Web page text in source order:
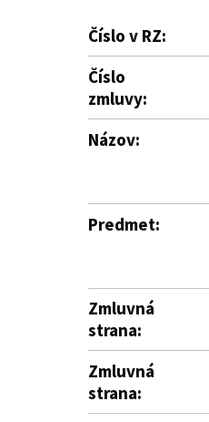
Číslo v RZ:
Číslo
zmluvy:
Názov:
Predmet:
Zmluvná
strana:
Zmluvná
strana: